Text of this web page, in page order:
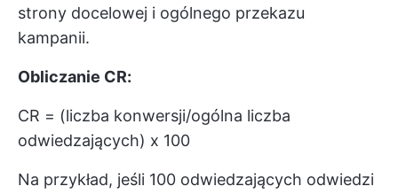
strony docelowej i ogólnego przekazu
kampanii.
Obliczanie CR:
CR = (liczba konwersji/ogólna liczba
odwiedzających) x 100
Na przykład, jeśli 100 odwiedzających odwiedzi